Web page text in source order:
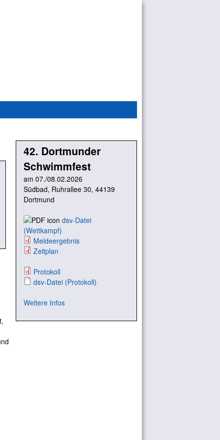
42. Dortmunder
Schwimmfest
am 07./08.02.2026
Südbad, Ruhrallee 30, 44139
Dortmund
dsv-Datei
(Wettkampf)
Meldeergebnis
Zeitplan
Protokoll
dsv-Datei (Protokoll)
Weitere Infos